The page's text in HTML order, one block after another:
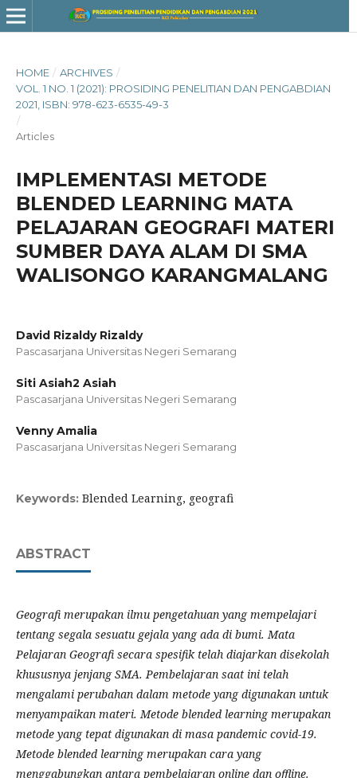
HOME / ARCHIVES /
VOL. 1 NO. 1 (2021): PROSIDING PENELITIAN DAN PENGABDIAN
2021, ISBN: 978-623-6535-49-3
/
Articles
IMPLEMENTASI METODE
BLENDED LEARNING MATA
PELAJARAN GEOGRAFI MATERI
SUMBER DAYA ALAM DI SMA
WALISONGO KARANGMALANG
David Rizaldy Rizaldy
Pascasarjana Universitas Negeri Semarang
Siti Asiah2 Asiah
Pascasarjana Universitas Negeri Semarang
Venny Amalia
Pascasarjana Universitas Negeri Semarang
Keywords: Blended Learning, geografi
ABSTRACT
Geografi merupakan ilmu pengetahuan yang mempelajari
tentang segala sesuatu gejala yang ada di bumi. Mata
Pelajaran Geografi secara spesifik telah diajarkan disekolah
khususnya jenjang SMA. Pembelajaran saat ini telah
mengalami perubahan dalam metode yang digunakan untuk
menyampaikan materi. Metode blended learning merupakan
metode yang tepat digunakan di masa pandemic covid-19.
Metode blended learning merupakan cara yang
menggabungkan antara pembelajaran online dan offline.